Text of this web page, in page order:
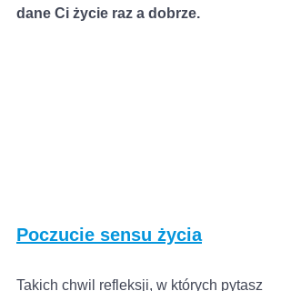
dane Ci życie raz a dobrze.
Poczucie sensu życia
Takich chwil refleksji, w których pytasz